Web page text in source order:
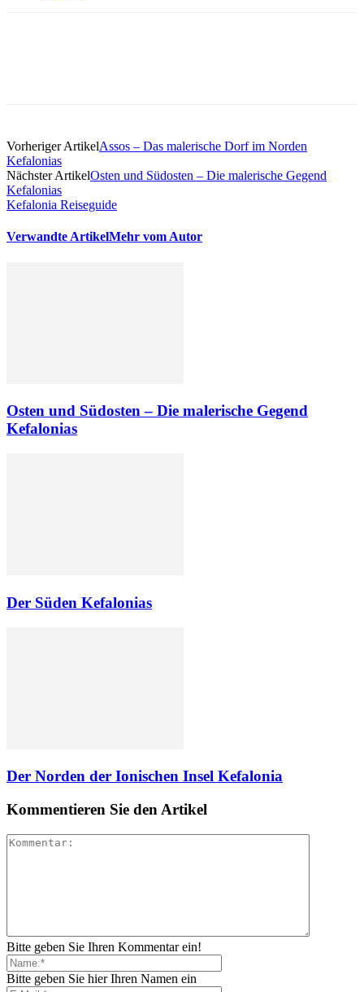
Vorheriger ArtikelAssos – Das malerische Dorf im Norden
Kefalonias
Nächster ArtikelOsten und Südosten – Die malerische Gegend
Kefalonias
Kefalonia Reiseguide
Verwandte ArtikelMehr vom Autor
Osten und Südosten – Die malerische Gegend
Kefalonias
Der Süden Kefalonias
Der Norden der Ionischen Insel Kefalonia
Kommentieren Sie den Artikel
Bitte geben Sie Ihren Kommentar ein!
Bitte geben Sie hier Ihren Namen ein